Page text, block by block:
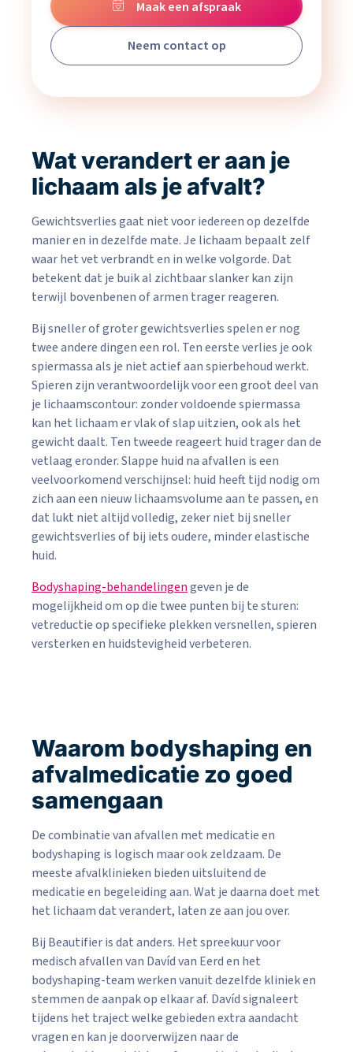
Maak een afspraak
Neem contact op
Wat verandert er aan je
lichaam als je afvalt?
Gewichtsverlies gaat niet voor iedereen op dezelfde
manier en in dezelfde mate. Je lichaam bepaalt zelf
waar het vet verbrandt en in welke volgorde. Dat
betekent dat je buik al zichtbaar slanker kan zijn
terwijl bovenbenen of armen trager reageren.
Bij sneller of groter gewichtsverlies spelen er nog
twee andere dingen een rol. Ten eerste verlies je ook
spiermassa als je niet actief aan spierbehoud werkt.
Spieren zijn verantwoordelijk voor een groot deel van
je lichaamscontour: zonder voldoende spiermassa
kan het lichaam er vlak of slap uitzien, ook als het
gewicht daalt. Ten tweede reageert huid trager dan de
vetlaag eronder. Slappe huid na afvallen is een
veelvoorkomend verschijnsel: huid heeft tijd nodig om
zich aan een nieuw lichaamsvolume aan te passen, en
dat lukt niet altijd volledig, zeker niet bij sneller
gewichtsverlies of bij iets oudere, minder elastische
huid.
Bodyshaping-behandelingengeven je de
mogelijkheid om op die twee punten bij te sturen:
vetreductie op specifieke plekken versnellen, spieren
versterken en huidstevigheid verbeteren.
Waarom bodyshaping en
afvalmedicatie zo goed
samengaan
De combinatie van afvallen met medicatie en
bodyshaping is logisch maar ook zeldzaam. De
meeste afvalklinieken bieden uitsluitend de
medicatie en begeleiding aan. Wat je daarna doet met
het lichaam dat verandert, laten ze aan jou over.
Bij Beautifier is dat anders. Het spreekuur voor
medisch afvallen van Davíd van Eerd en het
bodyshaping-team werken vanuit dezelfde kliniek en
stemmen de aanpak op elkaar af. Davíd signaleert
tijdens het traject welke gebieden extra aandacht
vragen en kan je doorverwijzen naar de